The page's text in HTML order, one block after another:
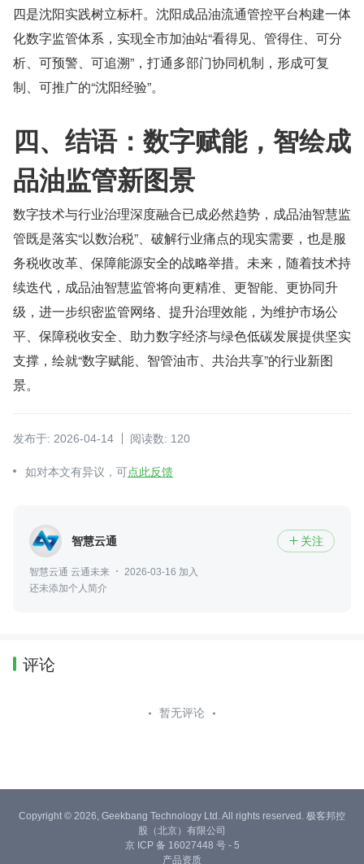
四是沈阳实践树立标杆。沈阳成品油流通管控平台构建一体
化数字监管体系，实现全市加油站“看得见、管得住、可分
析、可预警、可追溯”，打通多部门协同机制，形成可复
制、可推广的“沈阳经验”。
四、结语：数字赋能，智绘成
品油监管新图景
数字技术与行业治理深度融合已成必然趋势，成品油智慧监
管既是落实“以数治税”、破解行业痛点的现实需要，也是服
务税收改革、保障能源安全的战略举措。未来，随着技术持
续迭代，成品油智慧监管将向更精准、更智能、更协同升
级，进一步织密监管网络、提升治理效能，为维护市场公
平、保障税收安全、助力数字经济与绿色低碳发展提供坚实
支撑，绘就“数字赋能、智管油市、共治共享”的行业新图
景。
发布于: 2026-04-14 阅读数: 120
如对本文有异议，可点此反馈
智慧云通  关注
智慧云通 云通未来
2026-03-16 加入
还未添加个人简介
评论
暂无评论
Copyright © 2026, Geekbang Technology Ltd. All rights reserved. 极客邦控
股（北京）有限公司
京 ICP 备 16027448 号 - 5
产品资质